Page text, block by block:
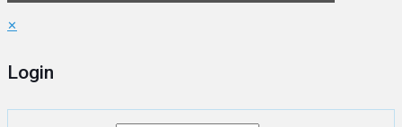
✕
Login